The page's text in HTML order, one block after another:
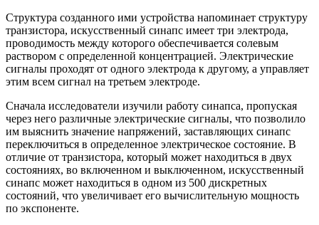
Структура созданного ими устройства напоминает структуру
транзистора, искусственный синапс имеет три электрода,
проводимость между которого обеспечивается солевым
раствором с определенной концентрацией. Электрические
сигналы проходят от одного электрода к другому, а управляет
этим всем сигнал на третьем электроде.
Сначала исследователи изучили работу синапса, пропуская
через него различные электрические сигналы, что позволило
им выяснить значение напряжений, заставляющих синапс
переключиться в определенное электрическое состояние. В
отличие от транзистора, который может находиться в двух
состояниях, во включенном и выключенном, искусственный
синапс может находиться в одном из 500 дискретных
состояний, что увеличивает его вычислительную мощность
по экспоненте.